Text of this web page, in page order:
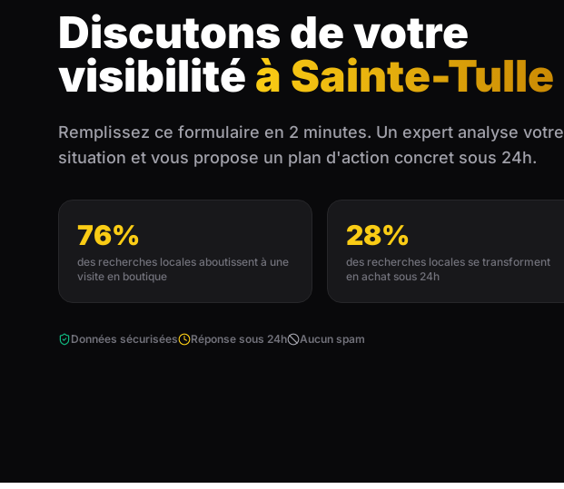
Discutons de votre
visibilité à Sainte-Tulle
Remplissez ce formulaire en 2 minutes. Un expert analyse votre
situation et vous propose un plan d'action concret sous 24h.
76%
des recherches locales aboutissent à une
visite en boutique
28%
des recherches locales se transforment
en achat sous 24h
Données sécurisées Réponse sous 24h Aucun spam